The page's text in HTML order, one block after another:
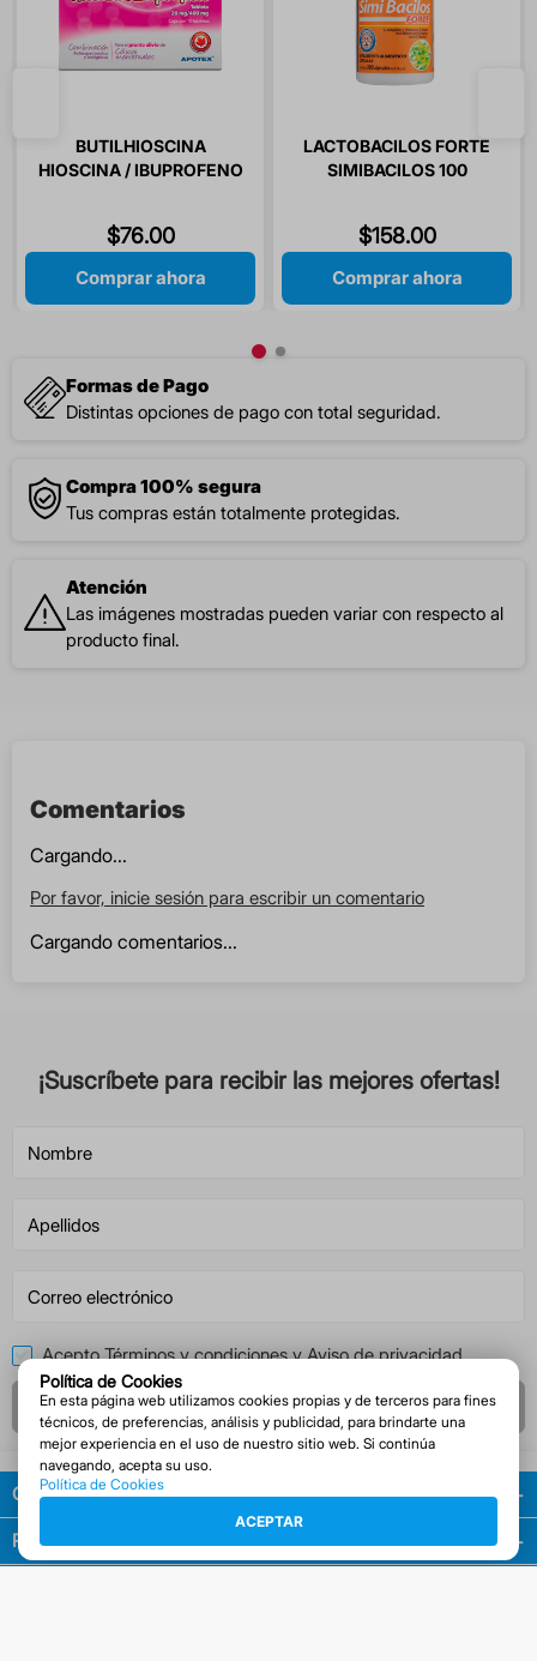
Política de Cookies
En esta página web utilizamos cookies propias y de terceros para fines
técnicos, de preferencias, análisis y publicidad, para brindarte una
mejor experiencia en el uso de nuestro sitio web. Si continúa
navegando, acepta su uso.
Política de Cookies
ACEPTAR
BUTILHIOSCINA
HIOSCINA / IBUPROFENO
$76.00
Comprar ahora
LACTOBACILOS FORTE
SIMIBACILOS 100
$158.00
Comprar ahora
Formas de Pago
Distintas opciones de pago con total seguridad.
Compra 100% segura
Tus compras están totalmente protegidas.
Atención
Las imágenes mostradas pueden variar con respecto al
producto final.
Comentarios
Cargando...
Por favor, inicie sesión para escribir un comentario
Cargando comentarios...
¡Suscríbete para recibir las mejores ofertas!
AceptoTérminos y condicionesyAviso de privacidad.
Registrarme
Guía de compras
Políticas